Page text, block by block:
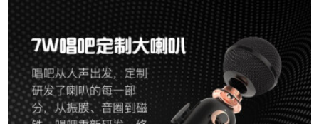
送して录音します。
歌唱専門用マイクで
カラーされたオース
トリアは、一体の
Android Att共通K歌宝
物マキロズを持って
います。